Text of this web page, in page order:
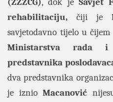
rehabilitaciju, čiji je
savjetodavno tijelo u
Ministarstva rada i
predstavnika
dva predstavnika
je iznioMacanović